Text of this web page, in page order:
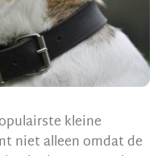
kleine
niet alleen omdat de